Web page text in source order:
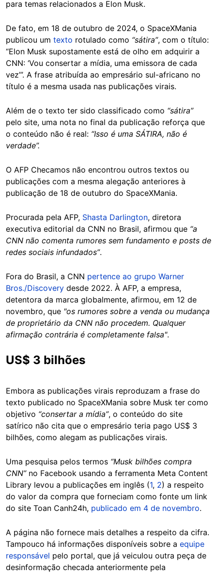
para temas relacionados a Elon Musk.
De fato, em 18 de outubro de 2024, o SpaceXMania
publicou um texto rotulado como “sátira”, com o título:
“Elon Musk supostamente está de olho em adquirir a
CNN: ‘Vou consertar a mídia, uma emissora de cada
vez’”. A frase atribuída ao empresário sul-africano no
título é a mesma usada nas publicações virais.
Além de o texto ter sido classificado como “sátira”
pelo site, uma nota no final da publicação reforça que
o conteúdo não é real: “Isso é uma SÁTIRA, não é
verdade”.
O AFP Checamos não encontrou outros textos ou
publicações com a mesma alegação anteriores à
publicação de 18 de outubro do SpaceXMania.
Procurada pela AFP, Shasta Darlington, diretora
executiva editorial da CNN no Brasil, afirmou que “a
CNN não comenta rumores sem fundamento e posts de
redes sociais infundados”.
Fora do Brasil, a CNN pertence ao grupo Warner
Bros./Discovery desde 2022. À AFP, a empresa,
detentora da marca globalmente, afirmou, em 12 de
novembro, que "os rumores sobre a venda ou mudança
de proprietário da CNN não procedem. Qualquer
afirmação contrária é completamente falsa".
US$ 3 bilhões
Embora as publicações virais reproduzam a frase do
texto publicado no SpaceXMania sobre Musk ter como
objetivo “consertar a mídia”, o conteúdo do site
satírico não cita que o empresário teria pago US$ 3
bilhões, como alegam as publicações virais.
Uma pesquisa pelos termos “Musk bilhões compra
CNN”no Facebook usando a ferramenta Meta Content
Library levou a publicações em inglês (1, 2) a respeito
do valor da compra que forneciam como fonte um link
do site Toan Canh24h, publicado em 4 de novembro.
A página não fornece mais detalhes a respeito da cifra.
Tampouco há informações disponíveis sobre a equipe
responsável pelo portal, que já veiculou outra peça de
desinformação checada anteriormente pela